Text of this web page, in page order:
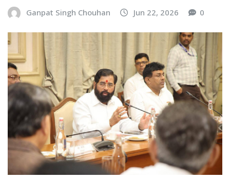
Ganpat Singh Chouhan Jun 22, 2026 0